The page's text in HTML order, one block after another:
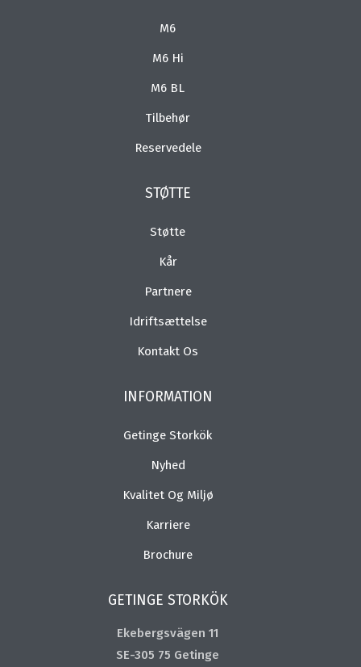
M6
M6 Hi
M6 BL
Tilbehør
Reservedele
STØTTE
Støtte
Kår
Partnere
Idriftsættelse
Kontakt Os
INFORMATION
Getinge Storkök
Nyhed
Kvalitet Og Miljø
Karriere
Brochure
GETINGE STORKÖK
Ekebergsvägen 11
SE-305 75 Getinge